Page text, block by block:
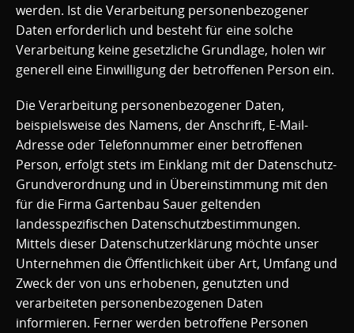
werden. Ist die Verarbeitung personenbezogener
Daten erforderlich und besteht für eine solche
Verarbeitung keine gesetzliche Grundlage, holen wir
generell eine Einwilligung der betroffenen Person ein.
Die Verarbeitung personenbezogener Daten,
beispielsweise des Namens, der Anschrift, E-Mail-
Adresse oder Telefonnummer einer betroffenen
Person, erfolgt stets im Einklang mit der Datenschutz-
Grundverordnung und in Übereinstimmung mit den
für die Firma Gartenbau Sauer geltenden
landesspezifischen Datenschutzbestimmungen.
Mittels dieser Datenschutzerklärung möchte unser
Unternehmen die Öffentlichkeit über Art, Umfang und
Zweck der von uns erhobenen, genutzten und
verarbeiteten personenbezogenen Daten
informieren. Ferner werden betroffene Personen